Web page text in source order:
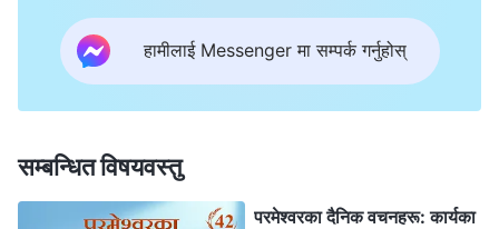
हामीलाई Messenger मा सम्पर्क गर्नुहोस्
सम्बन्धित विषयवस्तु
परमेश्‍वरका दैनिक वचनहरू: कार्यका